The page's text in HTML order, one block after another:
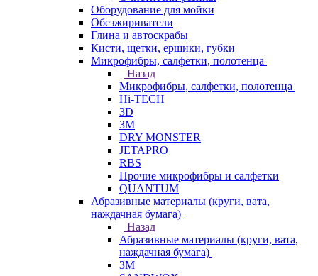
Оборудование для мойки
Обезжириватели
Глина и автоскрабы
Кисти, щетки, ершики, губки
Микрофибры, салфетки, полотенца
Назад
Микрофибры, салфетки, полотенца
Hi-TECH
3D
3М
DRY MONSTER
JETAPRO
RBS
Прочие микрофибры и салфетки
QUANTUM
Абразивные материалы (круги, вата,
наждачная бумага)
Назад
Абразивные материалы (круги, вата,
наждачная бумага)
3М